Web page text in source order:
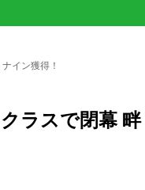
イン獲得！
ラスで閉幕 畔